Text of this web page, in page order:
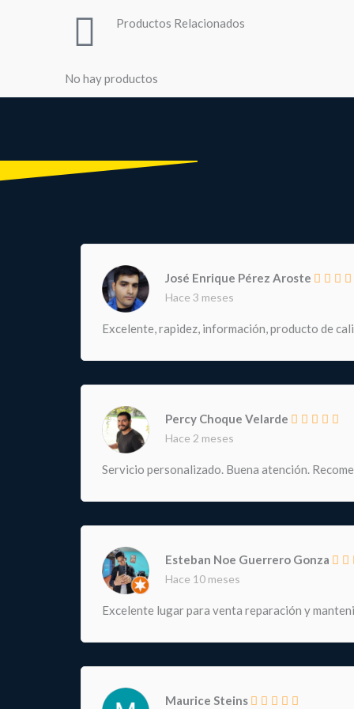
Productos Relacionados
No hay productos
José Enrique Pérez Aroste
Hace 3 meses
Excelente, rapidez, información, producto de
Percy Choque Velarde
Hace 2 meses
Servicio personalizado. Buena atención.
Esteban Noe Guerrero Gonza
Hace 10 meses
Excelente lugar para venta reparación y
Maurice Steins